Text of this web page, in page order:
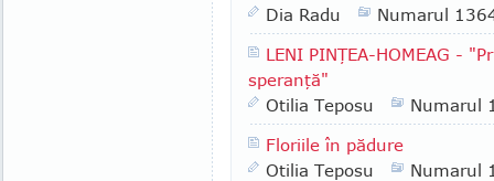
Dia Radu
Numarul
LENI PINŢEA-HOMEAG -
speranţă"
Otilia Teposu
Numarul
Floriile în pădure
Otilia Teposu
Numarul